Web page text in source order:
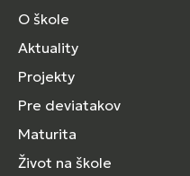
O škole
Aktuality
Projekty
Pre deviatakov
Maturita
Život na škole